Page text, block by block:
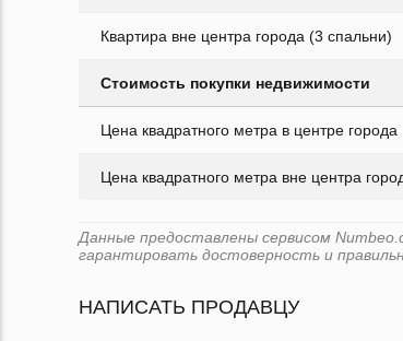
Квартира вне центра города (3 спальни)
Стоимость покупки недвижимости
Цена квадратного метра в центре города
Цена квадратного метра вне центра
Данные предоставлены сервисом
гарантировать достоверность и
НАПИСАТЬ ПРОДАВЦУ